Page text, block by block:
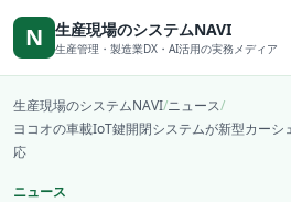
本文へ移動
N 生産現場のシステムNAVI
生産管理・製造業DX・AI活用の実務メディア
生産現場のシステムNAVI/ニュース/
ヨコオの車載IoT鍵開閉システムが新型カー
応
ニュース